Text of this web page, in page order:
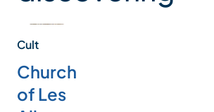
Cult
Church
of Les